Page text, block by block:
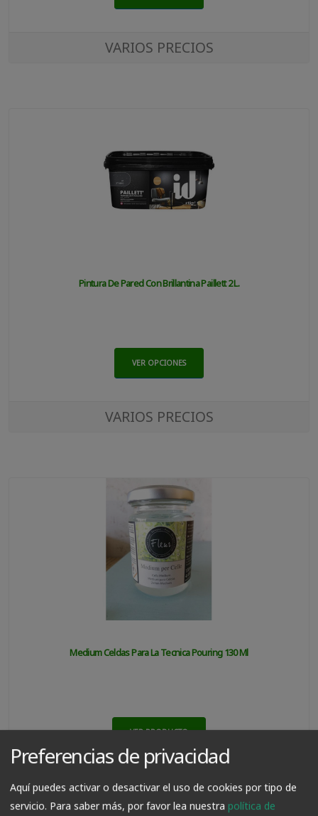
VARIOS PRECIOS
Pintura De Pared Con Brillantina Paillett 2 L.
VER OPCIONES
VARIOS PRECIOS
Medium Celdas Para La Tecnica Pouring 130 Ml
VER PRODUCTO
8.99€7.00€
Preferencias de privacidad
Aquí puedes activar o desactivar el uso de cookies por tipo de
servicio. Para saber más, por favor lea nuestra política de